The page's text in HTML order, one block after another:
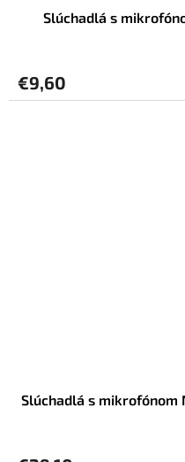
Slúchadlá s
€9,60
Slúchadlá s mikrofónom